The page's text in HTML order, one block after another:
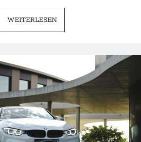
WEITERLESENBMW
E36
NEED
MORE
LIKE
THIS!